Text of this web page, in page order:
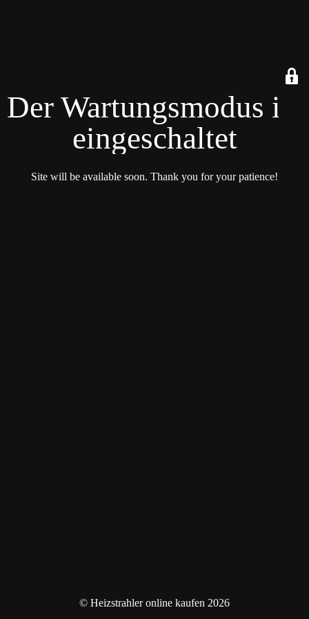
Der Wartungsmodus ist
eingeschaltet
Site will be available soon. Thank you for your patience!
© Heizstrahler online kaufen 2026